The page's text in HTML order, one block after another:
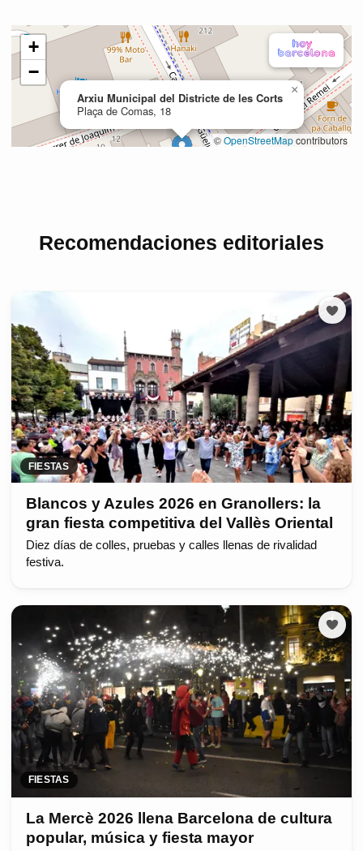
Recomendaciones editoriales
FIESTAS
Blancos y Azules 2026 en Granollers: la
gran fiesta competitiva del Vallès Oriental
Diez días de colles, pruebas y calles llenas de rivalidad
festiva.
FIESTAS
La Mercè 2026 llena Barcelona de cultura
popular, música y fiesta mayor